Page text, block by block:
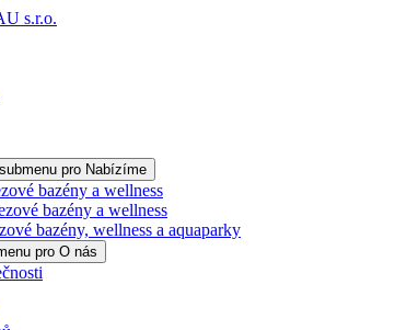
s.r.o.
pro Nabízíme
bazény a wellness
bazény a wellness
bazény, wellness a aquaparky
pro O nás